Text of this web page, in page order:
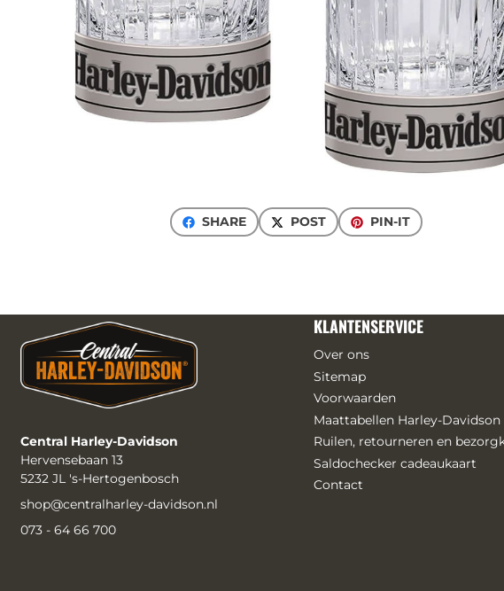
SHARE POST PIN-IT
Central Harley-Davidson
Hervensebaan 13
5232 JL 's-Hertogenbosch
shop@centralharley-davidson.nl
073 - 64 66 700
KLANTENSERVICE
Over ons
Sitemap
Voorwaarden
Maattabellen Harley-
Ruilen, retourneren en
Saldochecker cadeaukaart
Contact